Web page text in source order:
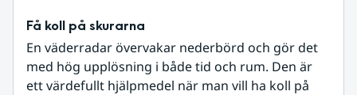
Få koll på skurarna
En väderradar övervakar nederbörd och gör det
med hög upplösning i både tid och rum. Den är
ett värdefullt hjälpmedel när man vill ha koll på